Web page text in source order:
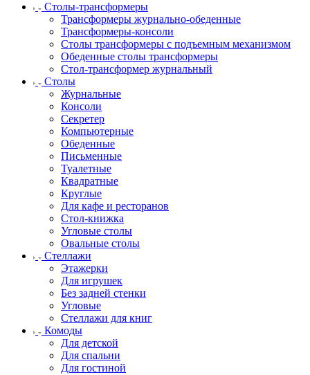
Столы-трансформеры
Трансформеры журнально-обеденные
Трансформеры-консоли
Столы трансформеры с подъемным механизмом
Обеденные столы трансформеры
Стол-трансформер журнальный
Столы
Журнальные
Консоли
Секретер
Компьютерные
Обеденные
Письменные
Туалетные
Квадратные
Круглые
Для кафе и ресторанов
Стол-книжка
Угловые столы
Овальные столы
Стеллажи
Этажерки
Для игрушек
Без задней стенки
Угловые
Стеллажи для книг
Комоды
Для детской
Для спальни
Для гостиной